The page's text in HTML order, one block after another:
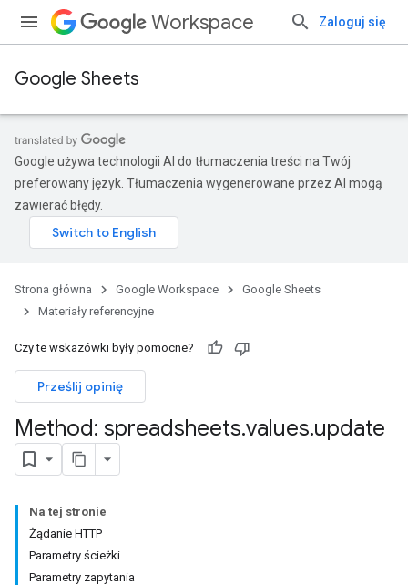
Workspace Zaloguj się
Google Sheets
Google używa technologii AI do tłumaczenia treści na Twój
preferowany język. Tłumaczenia wygenerowane przez AI mogą
zawierać błędy.
Strona główna Google Workspace
Google Sheets
Materiały referencyjne
Czy te wskazówki były pomocne?
Prześlij opinię
Method: spreadsheets.values.update
Na tej stronie
Żądanie HTTP
Parametry ścieżki
Parametry zapytania